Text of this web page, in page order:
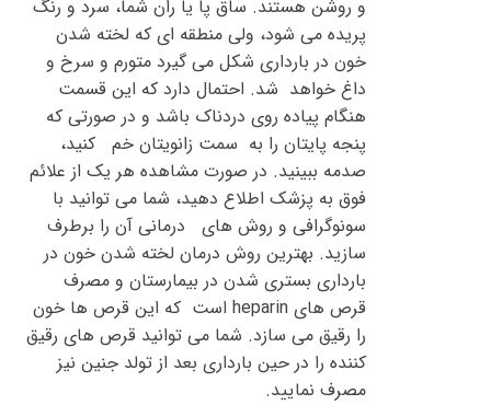
و روشن هستند. ساق پا یا ران شما، سرد و رنگ
پریده می شود، ولی منطقه ای که لخته شدن
خون در بارداری شکل می گیرد متورم و سرخ و
داغ خواهد شد. احتمال دارد که این قسمت
هنگام پیاده روی دردناک باشد و در صورتی که
پنجه پایتان را به سمت زانویتان خم کنید،
صدمه ببینید. در صورت مشاهده هر یک از علائم
فوق به پزشک اطلاع دهید، شما می توانید با
سونوگرافی و روش های درمانی آن را برطرف
سازید. بهترین روش درمان لخته شدن خون در
بارداری بستری شدن در بیمارستان و مصرف
قرص های heparin است که این قرص ها خون
را رقیق می سازد. شما می توانید قرص های رقیق
کننده را در حین بارداری بعد از تولد جنین نیز
مصرف نمایید.